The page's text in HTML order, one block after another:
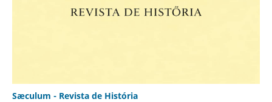
Sæculum - Revista de História